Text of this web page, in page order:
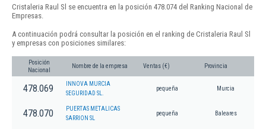
Cristaleria Raul Sl se encuentra en la posición 478.074 del Ranking Nacional de
Empresas.
A continuación podrá consultar la posición en el ranking de Cristaleria Raul Sl
y empresas con posiciones similares:
Posición
Nacional
Nombre de la empresa Ventas (€) Provincia
478.069
INNOVA MURCIA
SEGURIDAD SL.
pequeña Murcia
478.070
PUERTAS METALICAS
SARRION SL
pequeña Baleares